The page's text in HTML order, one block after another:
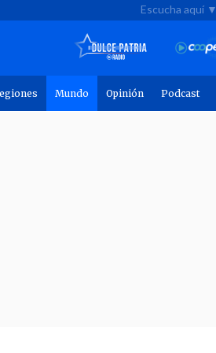
Escucha aquí ▼
Mundo Opinión Podcast